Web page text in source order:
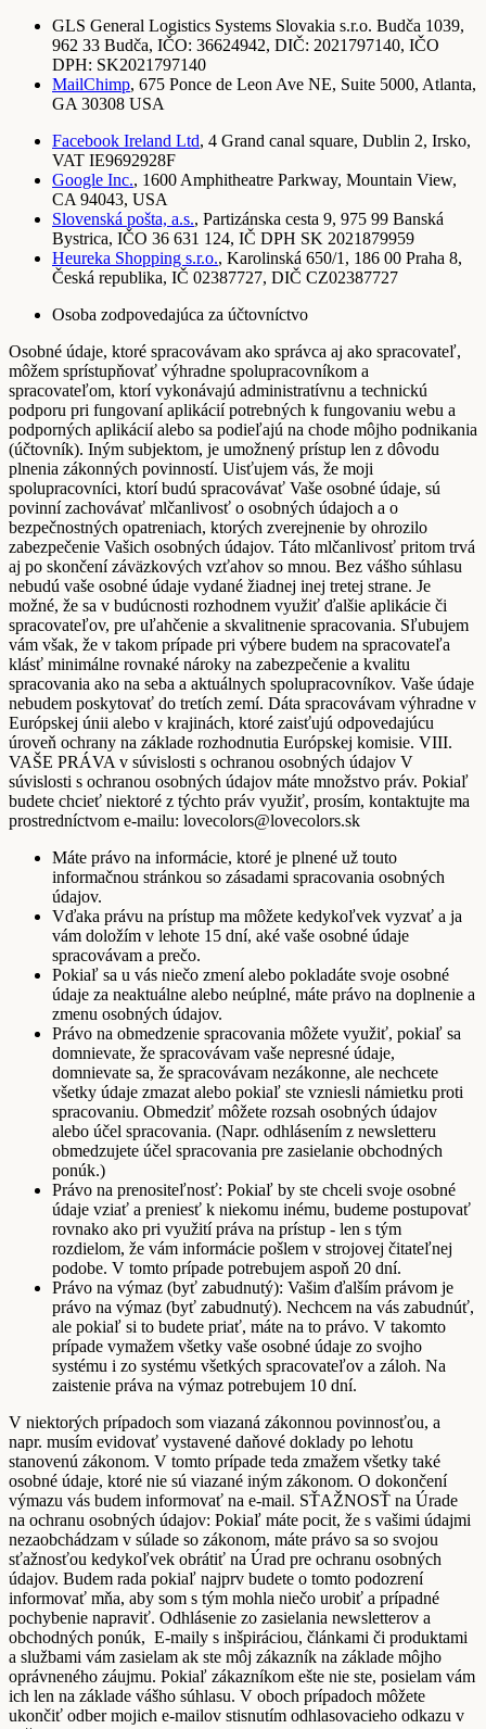
GLS General Logistics Systems Slovakia s.r.o. Budča 1039,
962 33 Budča, IČO: 36624942, DIČ: 2021797140, IČO
DPH: SK2021797140
MailChimp, 675 Ponce de Leon Ave NE, Suite 5000, Atlanta,
GA 30308 USA
Facebook Ireland Ltd, 4 Grand canal square, Dublin 2, Irsko,
VAT IE9692928F
Google Inc., 1600 Amphitheatre Parkway, Mountain View,
CA 94043, USA
Slovenská pošta, a.s., Partizánska cesta 9, 975 99 Banská
Bystrica, IČO 36 631 124, IČ DPH SK 2021879959
Heureka Shopping s.r.o., Karolinská 650/1, 186 00 Praha 8,
Česká republika, IČ 02387727, DIČ CZ02387727
Osoba zodpovedajúca za účtovníctvo
Osobné údaje, ktoré spracovávam ako správca aj ako spracovateľ,
môžem sprístupňovať výhradne spolupracovníkom a
spracovateľom, ktorí vykonávajú administratívnu a technickú
podporu pri fungovaní aplikácií potrebných k fungovaniu webu a
podporných aplikácií alebo sa podieľajú na chode môjho podnikania
(účtovník). Iným subjektom, je umožnený prístup len z dôvodu
plnenia zákonných povinností. Uisťujem vás, že moji
spolupracovníci, ktorí budú spracovávať Vaše osobné údaje, sú
povinní zachovávať mlčanlivosť o osobných údajoch a o
bezpečnostných opatreniach, ktorých zverejnenie by ohrozilo
zabezpečenie Vašich osobných údajov. Táto mlčanlivosť pritom trvá
aj po skončení záväzkových vzťahov so mnou. Bez vášho súhlasu
nebudú vaše osobné údaje vydané žiadnej inej tretej strane. Je
možné, že sa v budúcnosti rozhodnem využiť ďalšie aplikácie či
spracovateľov, pre uľahčenie a skvalitnenie spracovania. Sľubujem
vám však, že v takom prípade pri výbere budem na spracovateľa
klásť minimálne rovnaké nároky na zabezpečenie a kvalitu
spracovania ako na seba a aktuálnych spolupracovníkov. Vaše údaje
nebudem poskytovať do tretích zemí. Dáta spracovávam výhradne v
Európskej únii alebo v krajinách, ktoré zaisťujú odpovedajúcu
úroveň ochrany na základe rozhodnutia Európskej komisie. VIII.
VAŠE PRÁVA v súvislosti s ochranou osobných údajov V
súvislosti s ochranou osobných údajov máte množstvo práv. Pokiaľ
budete chcieť niektoré z týchto práv využiť, prosím, kontaktujte ma
prostredníctvom e-mailu: lovecolors@lovecolors.sk
Máte právo na informácie, ktoré je plnené už touto
informačnou stránkou so zásadami spracovania osobných
údajov.
Vďaka právu na prístup ma môžete kedykoľvek vyzvať a ja
vám doložím v lehote 15 dní, aké vaše osobné údaje
spracovávam a prečo.
Pokiaľ sa u vás niečo zmení alebo pokladáte svoje osobné
údaje za neaktuálne alebo neúplné, máte právo na doplnenie a
zmenu osobných údajov.
Právo na obmedzenie spracovania môžete využiť, pokiaľ sa
domnievate, že spracovávam vaše nepresné údaje,
domnievate sa, že spracovávam nezákonne, ale nechcete
všetky údaje zmazat alebo pokiaľ ste vzniesli námietku proti
spracovaniu. Obmedziť môžete rozsah osobných údajov
alebo účel spracovania. (Napr. odhlásením z newsletteru
obmedzujete účel spracovania pre zasielanie obchodných
ponúk.)
Právo na prenositeľnosť: Pokiaľ by ste chceli svoje osobné
údaje vziať a preniesť k niekomu inému, budeme postupovať
rovnako ako pri využití práva na prístup - len s tým
rozdielom, že vám informácie pošlem v strojovej čitateľnej
podobe. V tomto prípade potrebujem aspoň 20 dní.
Právo na výmaz (byť zabudnutý): Vašim ďalším právom je
právo na výmaz (byť zabudnutý). Nechcem na vás zabudnúť,
ale pokiaľ si to budete priať, máte na to právo. V takomto
prípade vymažem všetky vaše osobné údaje zo svojho
systému i zo systému všetkých spracovateľov a záloh. Na
zaistenie práva na výmaz potrebujem 10 dní.
V niektorých prípadoch som viazaná zákonnou povinnosťou, a
napr. musím evidovať vystavené daňové doklady po lehotu
stanovenú zákonom. V tomto prípade teda zmažem všetky také
osobné údaje, ktoré nie sú viazané iným zákonom. O dokončení
výmazu vás budem informovať na e-mail. SŤAŽNOSŤ na Úrade
na ochranu osobných údajov: Pokiaľ máte pocit, že s vašimi údajmi
nezaobchádzam v súlade so zákonom, máte právo sa so svojou
sťažnosťou kedykoľvek obrátiť na Úrad pre ochranu osobných
údajov. Budem rada pokiaľ najprv budete o tomto podozrení
informovať mňa, aby som s tým mohla niečo urobiť a prípadné
pochybenie napraviť. Odhlásenie zo zasielania newsletterov a
obchodných ponúk, E-maily s inšpiráciou, článkami či produktami
a službami vám zasielam ak ste môj zákazník na základe môjho
oprávneného záujmu. Pokiaľ zákazníkom ešte nie ste, posielam vám
ich len na základe vášho súhlasu. V oboch prípadoch môžete
ukončiť odber mojich e-mailov stisnutím odhlasovacieho odkazu v